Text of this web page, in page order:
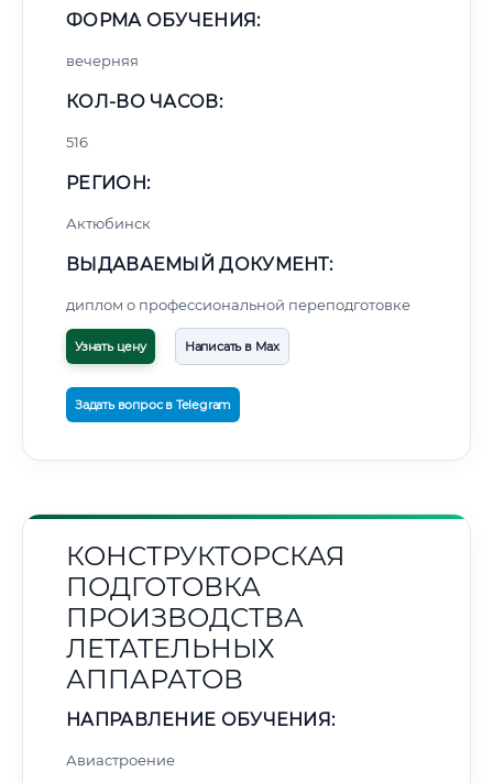
ФОРМА ОБУЧЕНИЯ:
вечерняя
КОЛ-ВО ЧАСОВ:
516
РЕГИОН:
Актюбинск
ВЫДАВАЕМЫЙ ДОКУМЕНТ:
диплом о профессиональной переподготовке
Узнать цену Написать в Max
Задать вопрос в Telegram
КОНСТРУКТОРСКАЯ
ПОДГОТОВКА
ПРОИЗВОДСТВА
ЛЕТАТЕЛЬНЫХ
АППАРАТОВ
НАПРАВЛЕНИЕ ОБУЧЕНИЯ:
Авиастроение